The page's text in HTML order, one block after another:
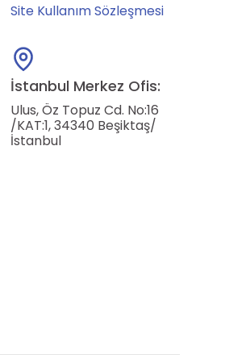
Site Kullanım Sözleşmesi
İstanbul Merkez Ofis:
Ulus, Öz Topuz Cd. No:16
/KAT:1, 34340 Beşiktaş/
İstanbul